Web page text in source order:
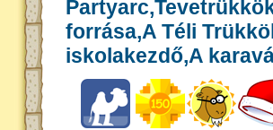
forrása,A Téli
iskolakezdő,A